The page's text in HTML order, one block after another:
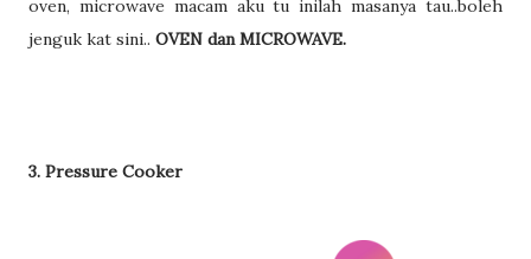
oven, microwave macam aku tu inilah masanya tau..boleh
jenguk kat sini.. OVEN dan MICROWAVE.
3. Pressure Cooker